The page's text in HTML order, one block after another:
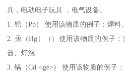
具，电动电子玩具 ，电气设备。
1. 铅（Pb） 使用该物质的例子：焊料
2. 汞（Hg）（）使用该物质的例子
器、灯泡
3. 镉（Cd <gé>） 使用该物质的例子